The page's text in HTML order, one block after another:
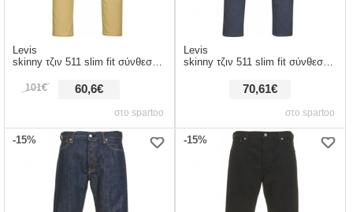
στο spartoo
Levis
skinny τζιν 511 slim fit σύνθεση: βαμβάκι,spandex
60,6€
101€
στο spartoo
Levis
skinny τζιν 511 slim fit σύνθεση: βαμβάκι,spandex
70,61€
-15% -15%